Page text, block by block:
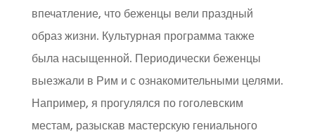
впечатление, что беженцы вели праздный
образ жизни. Культурная программа также
была насыщенной. Периодически беженцы
выезжали в Рим и с ознакомительными целями.
Например, я прогулялся по гоголевским
местам, разыскав мастерскую гениального